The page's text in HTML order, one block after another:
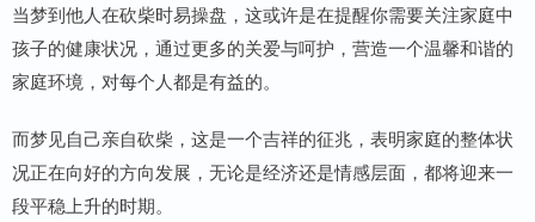
当梦到他人在砍柴时易操盘，这或许是在提醒你需要关注家庭中
孩子的健康状况，通过更多的关爱与呵护，营造一个温馨和谐的
家庭环境，对每个人都是有益的。
而梦见自己亲自砍柴，这是一个吉祥的征兆，表明家庭的整体状
况正在向好的方向发展，无论是经济还是情感层面，都将迎来一
段平稳上升的时期。